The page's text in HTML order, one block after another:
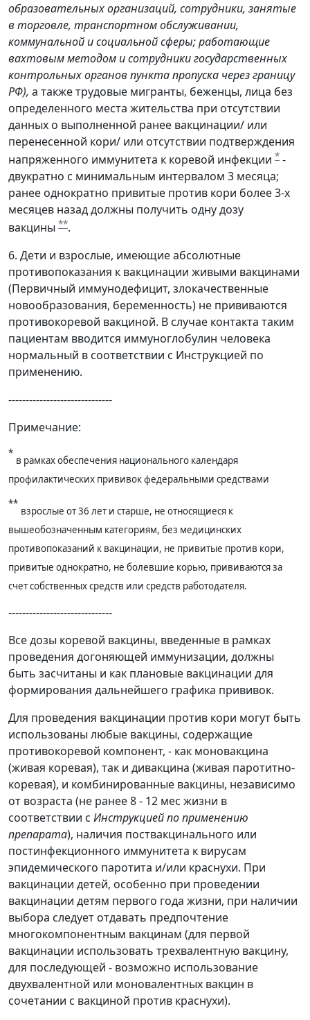
образовательных организаций, сотрудники, занятые
в торговле, транспортном обслуживании,
коммунальной и социальной сферы; работающие
вахтовым методом и сотрудники государственных
контрольных органов пункта пропуска через границу
РФ), а также трудовые мигранты, беженцы, лица без
определенного места жительства при отсутствии
данных о выполненной ранее вакцинации/ или
перенесенной кори/ или отсутствии подтверждения
напряженного иммунитета к коревой инфекции * -
двукратно с минимальным интервалом 3 месяца;
ранее однократно привитые против кори более 3-х
месяцев назад должны получить одну дозу
вакцины **.
6. Дети и взрослые, имеющие абсолютные
противопоказания к вакцинации живыми вакцинами
(Первичный иммунодефицит, злокачественные
новообразования, беременность) не прививаются
противокоревой вакциной. В случае контакта таким
пациентам вводится иммуноглобулин человека
нормальный в соответствии с Инструкцией по
применению.
------------------------------
Примечание:
*
в рамках обеспечения национального календаря
профилактических прививок федеральными средствами
**
взрослые от 36 лет и старше, не относящиеся к
вышеобозначенным категориям, без медицинских
противопоказаний к вакцинации, не привитые против кори,
привитые однократно, не болевшие корью, прививаются за
счет собственных средств или средств работодателя.
------------------------------
Все дозы коревой вакцины, введенные в рамках
проведения догоняющей иммунизации, должны
быть засчитаны и как плановые вакцинации для
формирования дальнейшего графика прививок.
Для проведения вакцинации против кори могут быть
использованы любые вакцины, содержащие
противокоревой компонент, - как моновакцина
(живая коревая), так и дивакцина (живая паротитно-
коревая), и комбинированные вакцины, независимо
от возраста (не ранее 8 - 12 мес жизни в
соответствии с Инструкцией по применению
препарата), наличия поствакцинального или
постинфекционного иммунитета к вирусам
эпидемического паротита и/или краснухи. При
вакцинации детей, особенно при проведении
вакцинации детям первого года жизни, при наличии
выбора следует отдавать предпочтение
многокомпонентным вакцинам (для первой
вакцинации использовать трехвалентную вакцину,
для последующей - возможно использование
двухвалентной или моновалентных вакцин в
сочетании с вакциной против краснухи).